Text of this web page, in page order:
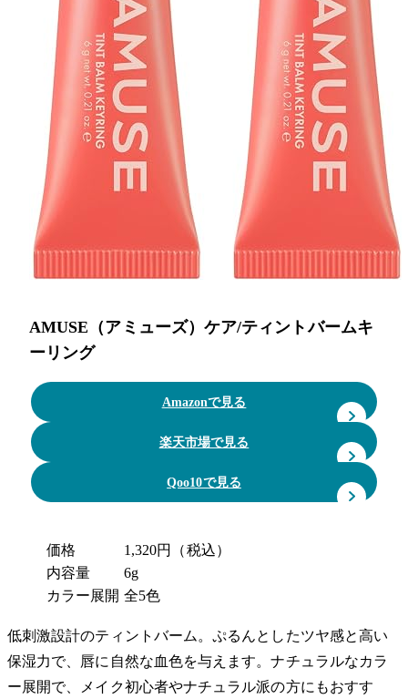
AMUSE（アミューズ）ケア/ティントバームキ
ーリング
Amazonで見る
楽天市場で見る
Qoo10で見る
価格
1,320円（税込）
内容量
6g
カラー展開 全5色
低刺激設計のティントバーム。ぷるんとしたツヤ感と高い
保湿力で、唇に自然な血色を与えます。ナチュラルなカラ
ー展開で、メイク初心者やナチュラル派の方にもおすす